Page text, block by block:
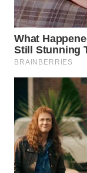
BOROBUDUR
WN
MADURA
WN
SURABAYA
WN
NATUNA
WN